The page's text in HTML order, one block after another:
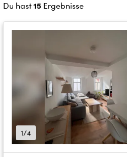
Du hast 15 Ergebnisse
1/4